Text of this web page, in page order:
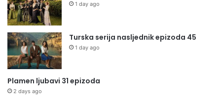
1 day ago
Turska serija nasljednik epizoda 45
1 day ago
Plamen ljubavi 31 epizoda
2 days ago